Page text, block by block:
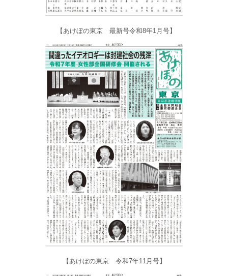
【あけぼの東京 最新号令和8年1月号】
【あけぼの東京 令和7年11月号】